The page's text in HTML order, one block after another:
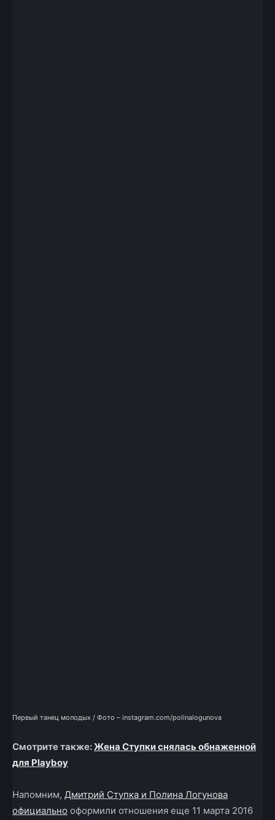
Первый танец молодых / Фото – instagram.com/polinalogunova
Смотрите также:Жена Ступки снялась обнаженной
для Playboy
Напомним, Дмитрий Ступка и Полина Логунова
официально оформили отношения еще 11 марта 2016